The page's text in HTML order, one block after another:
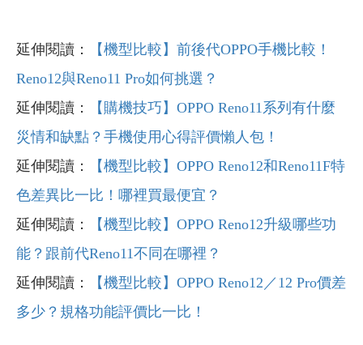
延伸閱讀：
【機型比較】前後代OPPO手機比較！
Reno12與Reno11 Pro如何挑選？
延伸閱讀：
【購機技巧】OPPO Reno11系列有什麼
災情和缺點？手機使用心得評價懶人包！
延伸閱讀：
【機型比較】OPPO Reno12和Reno11F特
色差異比一比！哪裡買最便宜？
延伸閱讀：
【機型比較】OPPO Reno12升級哪些功
能？跟前代Reno11不同在哪裡？
延伸閱讀：
【機型比較】OPPO Reno12 ／12 Pro價差
多少？規格功能評價比一比！